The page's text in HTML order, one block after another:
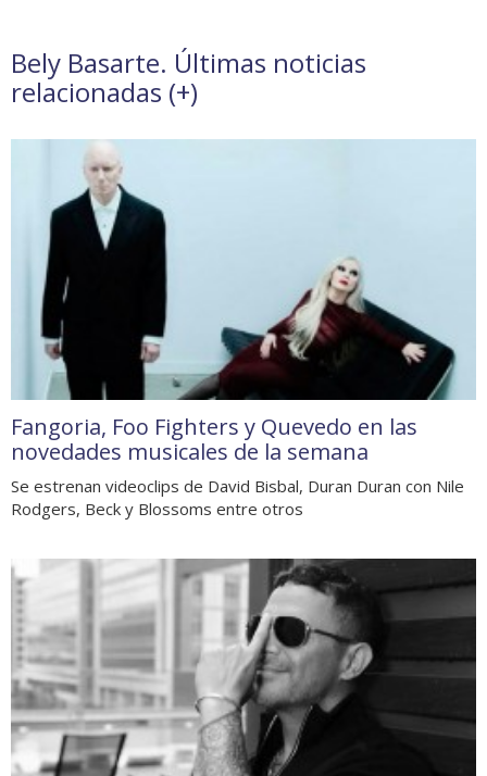
Bely Basarte. Últimas noticias
relacionadas (+)
Fangoria, Foo Fighters y Quevedo en las
novedades musicales de la semana
Se estrenan videoclips de David Bisbal, Duran Duran con Nile
Rodgers, Beck y Blossoms entre otros